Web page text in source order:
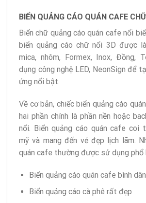
BIỂN QUẢNG CÁO QUÁN CAFE
Biển chữ quảng cáo quán cafe nổi
biển quảng cáo chữ nổi 3D được
mica, nhôm, Formex, Inox, Đồng,
dụng công nghệ LED, NeonSign để
ứng nổi bật.
Về cơ bản, chiếc biển quảng cáo
hai phần chính là phần nền hoặc
nổi. Biển quảng cáo quán cafe coi
mỹ và mang đến vẻ đẹp lịch lãm.
quán cafe thường được sử dụng phổ
Biển quảng cáo quán cafe bình
Biển quảng cáo cà phê rất đẹp